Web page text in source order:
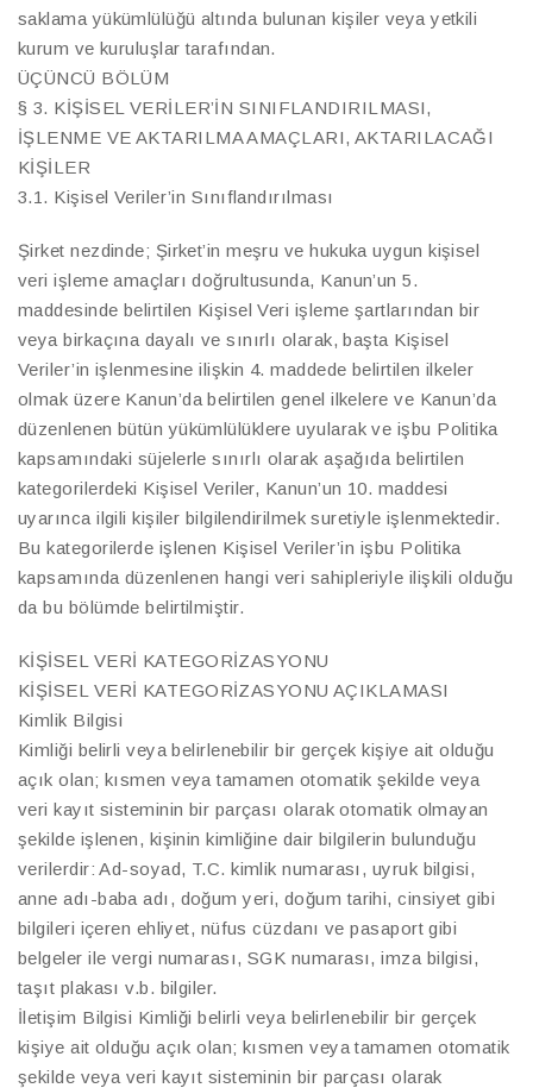
saklama yükümlülüğü altında bulunan kişiler veya yetkili
kurum ve kuruluşlar tarafından.
ÜÇÜNCÜ BÖLÜM
§ 3. KİŞİSEL VERİLER’İN SINIFLANDIRILMASI,
İŞLENME VE AKTARILMA AMAÇLARI, AKTARILACAĞI
KİŞİLER
3.1. Kişisel Veriler’in Sınıflandırılması
Şirket nezdinde; Şirket’in meşru ve hukuka uygun kişisel
veri işleme amaçları doğrultusunda, Kanun’un 5.
maddesinde belirtilen Kişisel Veri işleme şartlarından bir
veya birkaçına dayalı ve sınırlı olarak, başta Kişisel
Veriler’in işlenmesine ilişkin 4. maddede belirtilen ilkeler
olmak üzere Kanun’da belirtilen genel ilkelere ve Kanun’da
düzenlenen bütün yükümlülüklere uyularak ve işbu Politika
kapsamındaki süjelerle sınırlı olarak aşağıda belirtilen
kategorilerdeki Kişisel Veriler, Kanun’un 10. maddesi
uyarınca ilgili kişiler bilgilendirilmek suretiyle işlenmektedir.
Bu kategorilerde işlenen Kişisel Veriler’in işbu Politika
kapsamında düzenlenen hangi veri sahipleriyle ilişkili olduğu
da bu bölümde belirtilmiştir.
KİŞİSEL VERİ KATEGORİZASYONU
KİŞİSEL VERİ KATEGORİZASYONU AÇIKLAMASI
Kimlik Bilgisi
Kimliği belirli veya belirlenebilir bir gerçek kişiye ait olduğu
açık olan; kısmen veya tamamen otomatik şekilde veya
veri kayıt sisteminin bir parçası olarak otomatik olmayan
şekilde işlenen, kişinin kimliğine dair bilgilerin bulunduğu
verilerdir: Ad-soyad, T.C. kimlik numarası, uyruk bilgisi,
anne adı-baba adı, doğum yeri, doğum tarihi, cinsiyet gibi
bilgileri içeren ehliyet, nüfus cüzdanı ve pasaport gibi
belgeler ile vergi numarası, SGK numarası, imza bilgisi,
taşıt plakası v.b. bilgiler.
İletişim Bilgisi Kimliği belirli veya belirlenebilir bir gerçek
kişiye ait olduğu açık olan; kısmen veya tamamen otomatik
şekilde veya veri kayıt sisteminin bir parçası olarak